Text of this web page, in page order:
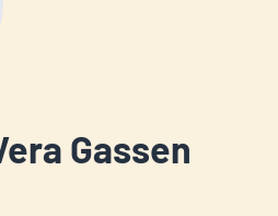
Gassen